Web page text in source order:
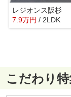
レジオンス阪杉
7.9万円 / 2LDK
こだわり